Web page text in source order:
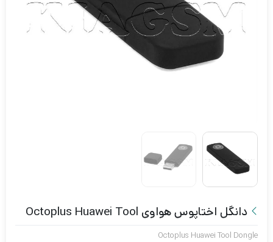
دانگل اختاپوس هواوی Octoplus Huawei Tool
Octoplus Huawei Tool Dongle